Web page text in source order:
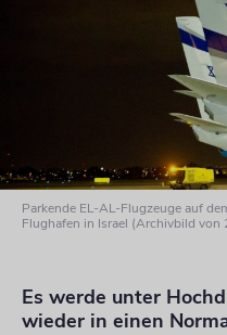
Parkende EL-AL-Flugzeuge auf
Flughafen in Israel (Archivbild von
Es werde unter
wieder in einen